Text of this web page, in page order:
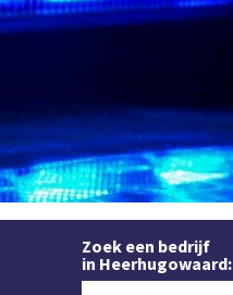
Zoek een bedrijf
in Heerhugowaard: